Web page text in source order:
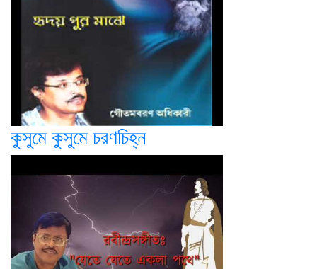
কুসুমে কুসুমে চরণচিহ্ন